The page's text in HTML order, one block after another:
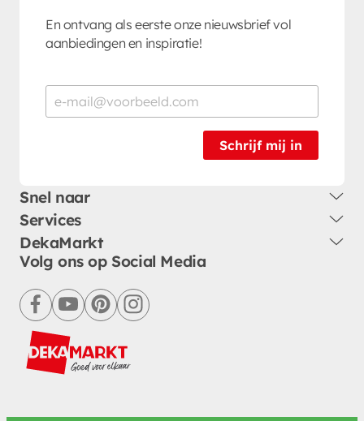
En ontvang als eerste onze nieuwsbrief vol
aanbiedingen en inspiratie!
Schrijf mij in
Snel naar
Services
DekaMarkt
Volg ons op Social Media
facebookyoutubepinterestinstagram